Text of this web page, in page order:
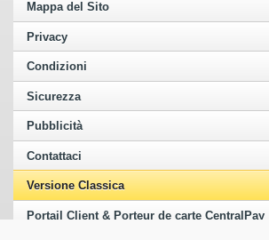
Mappa del Sito
Privacy
Condizioni
Sicurezza
Pubblicità
Contattaci
Versione Classica
Portail Client & Porteur de carte CentralPay